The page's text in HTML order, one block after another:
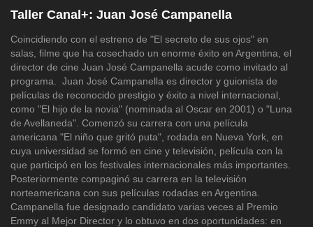
Taller Canal+: Juan José Campanella
Coincidiendo con el estreno de "El secreto de sus ojos" en
salas, filme que ha cosechado un enorme éxito en Argentina, el
director de cine Juan José Campanella acude como invitado al
programa. Juan José Campanella es director y guionista de
películas de reconocido prestigio y éxito a nivel internacional,
como "El hijo de la novia" (nominada al Oscar en 2001) o "Luna
de Avellaneda". Comenzó su carrera con una película
americana "El niño que gritó puta", rodada en Nueva York, en
cuya universidad se formó en cine y televisión, película con la
que participó en los festivales internacionales más importantes.
Posteriormente compaginó su carrera en la televisión
norteamericana con sus películas rodadas en Argentina.
Campanella fue designado candidato varias veces al Premio
Emmy al Mejor Director y lo obtuvo en dos oportunidades: en